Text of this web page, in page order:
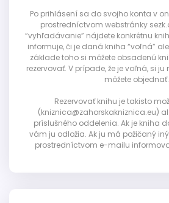
Po prihlásení sa do svojho konta v
prostredníctvom webstránky
“vyhľadávanie” nájdete konkrétnu
informuje, či je daná kniha “voľná”
základe toho si môžete obsadenú
rezervovať. V prípade, že je voľná, si
môžete objednať.
Rezervovať knihu je takisto
(kniznica@zahorskakniznica.eu)
príslušného oddelenia. Ak je kniha
vám ju odložia. Ak ju má požičaný
prostredníctvom e-mailu